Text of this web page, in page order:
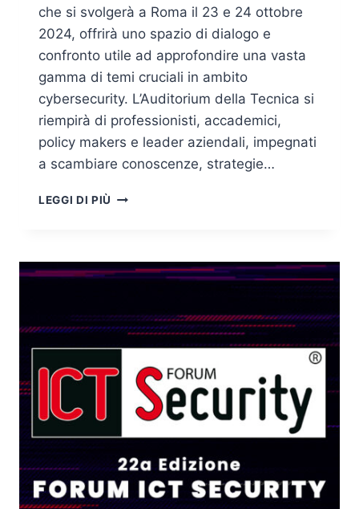
che si svolgerà a Roma il 23 e 24 ottobre
2024, offrirà uno spazio di dialogo e
confronto utile ad approfondire una vasta
gamma di temi cruciali in ambito
cybersecurity. L’Auditorium della Tecnica si
riempirà di professionisti, accademici,
policy makers e leader aziendali, impegnati
a scambiare conoscenze, strategie…
LEGGI DI PIÙ FORUM
–
ANTICIPAZIONE